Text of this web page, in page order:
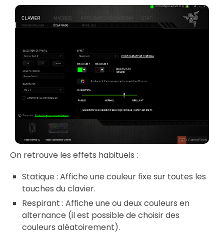
On retrouve les effets habituels :
Statique : Affiche une couleur fixe sur toutes les
touches du clavier.
Respirant : Affiche une ou deux couleurs en
alternance (il est possible de choisir des
couleurs aléatoirement).